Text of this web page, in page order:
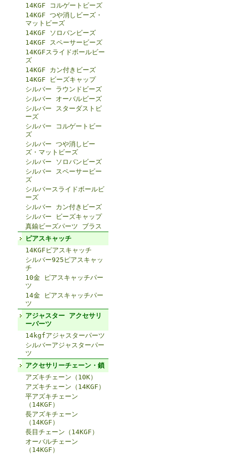
14KGF コルゲートビーズ
14KGF つや消しビーズ・
マットビーズ
14KGF ソロバンビーズ
14KGF スペーサービーズ
14KGFスライドボールビー
ズ
14KGF カン付きビーズ
14KGF ビーズキャップ
シルバー ラウンドビーズ
シルバー オーバルビーズ
シルバー スターダストビ
ーズ
シルバー コルゲートビー
ズ
シルバー つや消しビー
ズ・マットビーズ
シルバー ソロバンビーズ
シルバー スペーサービー
ズ
シルバースライドボールビ
ーズ
シルバー カン付きビーズ
シルバー ビーズキャップ
真鍮ビーズパーツ ブラス
ピアスキャッチ
14KGFピアスキャッチ
シルバー925ピアスキャッ
チ
10金 ピアスキャッチパー
ツ
14金 ピアスキャッチパー
ツ
アジャスター アクセサリ
ーパーツ
14kgfアジャスターパーツ
シルバーアジャスターパー
ツ
アクセサリーチェーン・鎖
アズキチェーン（10K）
アズキチェーン（14KGF）
平アズキチェーン
（14KGF）
長アズキチェーン
（14KGF）
長目チェーン（14KGF）
オーバルチェーン
（14KGF）